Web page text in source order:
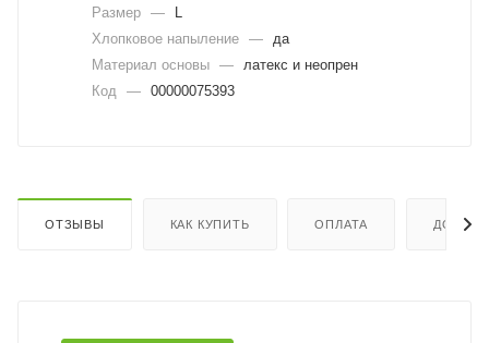
Размер —
L
Хлопковое напыление —
да
Материал основы —
латекс и неопрен
Код
— 00000075393
ОТЗЫВЫ КАК КУПИТЬ ОПЛАТА